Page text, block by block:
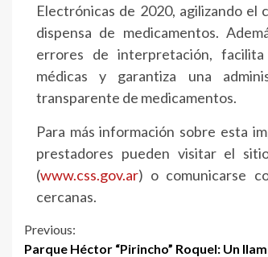
Electrónicas de 2020, agilizando
dispensa de medicamentos.
errores de interpretación,
médicas y garantiza una
transparente de medicamentos.
Para más información sobre esta
prestadores pueden visitar el
(www.css.gov.ar) o comunicarse
cercanas.
Previous:
Parque Héctor “Pirincho” Roquel: Un